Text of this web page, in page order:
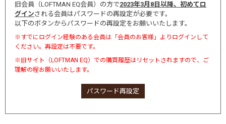
旧会員（LOFTMAN EQ会員）の方で2023年3月8日以降、初めてロ
グインされる会員はパスワードの再設定が必要です。
以下のボタンからパスワードの再設定をお願いいたします。
※すでにログイン経験のある会員は「会員のお客様」よりログインして
ください。再設定は不要です。
※旧サイト（LOFTMAN EQ）での購買履歴はリセットされますので、ご
理解の程お願いいたします。
パスワード再設定